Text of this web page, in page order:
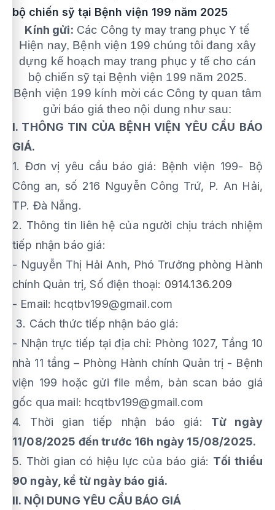
bộ chiến sỹ tại Bệnh viện 199 năm 2025
Kính gửi: Các Công ty may trang phục Y tế
Hiện nay, Bệnh viện 199chúng tôi đang xây
dựng kế hoạch may trang phục y tế cho cán
bộ chiến sỹ tại Bệnh viện 199 năm 2025.
Bệnh viện 199 kính mời các Công ty quan tâm
gửi báo giátheo nội dung như sau:
I. THÔNG TIN CỦA BỆNH VIỆN YÊU CẦU BÁO
GIÁ.
1. Đơn vị yêu cầu báo giá: Bệnh viện 199- Bộ
Công an, số 216 Nguyễn Công Trứ, P. An Hải,
TP. Đà Nẵng.
2. Thông tin liên hệ của người chịu trách nhiệm
tiếp nhận báo giá:
- Nguyễn Thị Hải Anh, Phó Trưởng phòng Hành
chính Quản trị, Số điện thoại: 0914.136.209
- Email: hcqtbv199@gmail.com
3. Cách thức tiếp nhận báo giá:
- Nhận trực tiếp tại địa chỉ: Phòng 1027, Tầng 10
nhà 11 tầng – Phòng Hành chính Quản trị - Bệnh
viện 199 hoặc gửi file mềm, bản scan báo giá
gốc qua mail: hcqtbv199@gmail.com
4. Thời gian tiếp nhận báo giá: Từ ngày
11/08/2025 đến trước 16h ngày 15/08/2025.
5. Thời gian có hiệu lực của báo giá: Tối thiểu
90 ngày, kể từ ngày báo giá.
II. NỘI DUNG YÊU CẦU BÁO GIÁ